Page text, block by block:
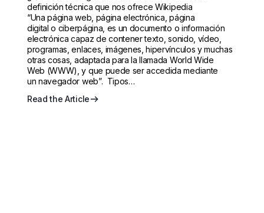
definición técnica que nos ofrece Wikipedia
“Una página web, página electrónica, página
digital o ciberpágina, es un documento o información
electrónica capaz de contener texto, sonido, vídeo,
programas, enlaces, imágenes, hipervínculos y muchas
otras cosas, adaptada para la llamada World Wide
Web (WWW), y que puede ser accedida mediante
un navegador web”. Tipos…
Read the Article